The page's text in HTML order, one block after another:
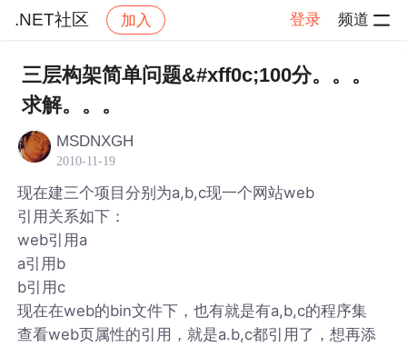
.NET社区 加入 登录 频道
社区 .NET社区 帖子详情
三层构架简单问题&#xff0c;100分。。。
求解。。。
MSDNXGH
2010-11-19
现在建三个项目分别为a,b,c现一个网站web
引用关系如下：
web引用a
a引用b
b引用c
现在在web的bin文件下，也有就是有a,b,c的程序集
查看web页属性的引用，就是a.b,c都引用了，想再添